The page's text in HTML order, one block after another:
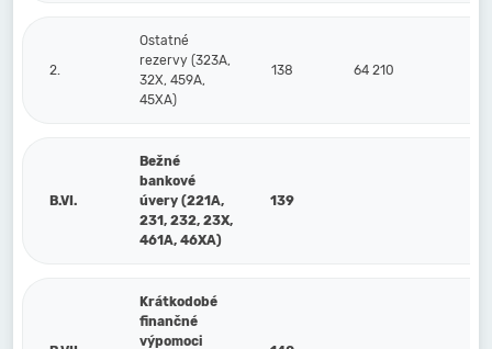
2.
Ostatné
rezervy (323A,
32X, 459A,
45XA)
138 64 210
B.VI.
Bežné
bankové
úvery (221A,
231, 232, 23X,
461A, 46XA)
139
Krátkodobé
finančné
výpomoci